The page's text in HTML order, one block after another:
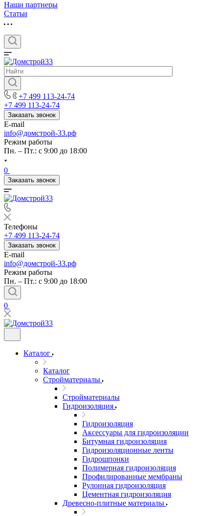
Наши партнеры
Статьи
+7 499 113-24-74
+7 499 113-24-74
Заказать звонок
E-mail
info@домстрой-33.рф
Режим работы
Пн. – Пт.: с 9:00 до 18:00
0
Заказать звонок
Телефоны
+7 499 113-24-74
Заказать звонок
E-mail
info@домстрой-33.рф
Режим работы
Пн. – Пт.: с 9:00 до 18:00
0
Каталог
Каталог
Стройматериалы
Стройматериалы
Гидроизоляция
Гидроизоляция
Аксессуары для гидроизоляции
Битумная гидроизоляция
Гидроизоляционные ленты
Гидрошпонки
Полимерная гидроизоляция
Профилированные мембраны
Рулонная гидроизоляция
Цементная гидроизоляция
Древесно-плитные материалы